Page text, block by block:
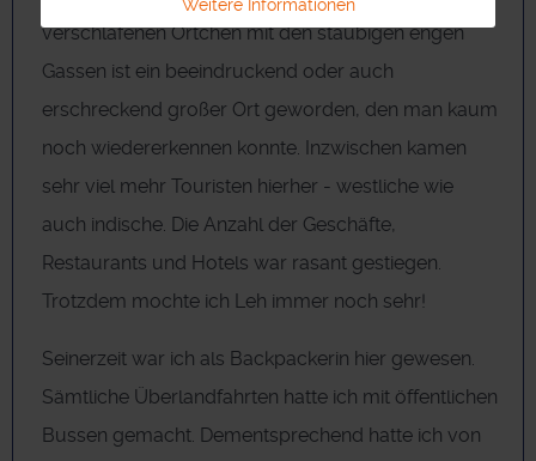
verschlafenen Örtchen mit den staubigen engen
Gassen ist ein beeindruckend oder auch
erschreckend großer Ort geworden, den man kaum
noch wiedererkennen konnte. Inzwischen kamen
sehr viel mehr Touristen hierher - westliche wie
auch indische. Die Anzahl der Geschäfte,
Restaurants und Hotels war rasant gestiegen.
Trotzdem mochte ich Leh immer noch sehr!
Seinerzeit war ich als Backpackerin hier gewesen.
Sämtliche Überlandfahrten hatte ich mit öffentlichen
Bussen gemacht. Dementsprechend hatte ich von
Weitere Informationen